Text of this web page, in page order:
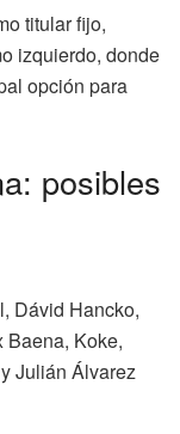
titular fijo,
izquierdo, donde
opción para
posibles
Dávid Hancko,
Baena, Koke,
Julián Álvarez